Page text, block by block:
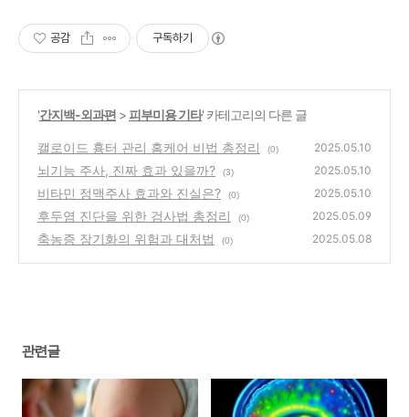
공감 구독하기
'간지백-외과편 > 피부미용 기타' 카테고리의 다른 글
캘로이드 흉터 관리 홈케어 비법 총정리 (0) 2025.05.10
뇌기능 주사, 진짜 효과 있을까? (3) 2025.05.10
비타민 정맥주사 효과와 진실은? (0) 2025.05.10
후두염 진단을 위한 검사법 총정리 (0) 2025.05.09
축농증 장기화의 위험과 대처법 (0) 2025.05.08
관련글